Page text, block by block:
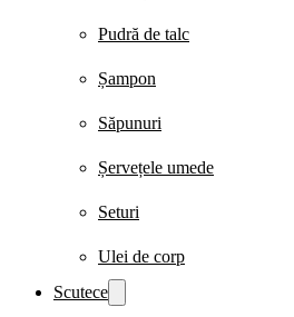
Pudră de talc
Șampon
Săpunuri
Șervețele umede
Seturi
Ulei de corp
Scutece